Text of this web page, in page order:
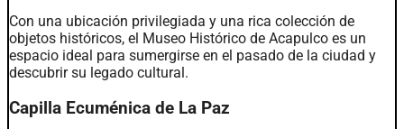
Con una ubicación privilegiada y una rica colección de
objetos históricos, el Museo Histórico de Acapulco es un
espacio ideal para sumergirse en el pasado de la ciudad y
descubrir su legado cultural.
Capilla Ecuménica de La Paz